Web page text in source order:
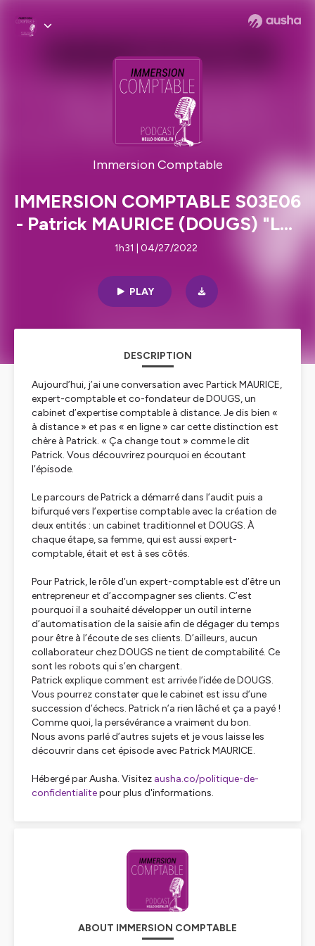
Immersion Comptable
IMMERSION COMPTABLE S03E06
- Patrick MAURICE (DOUGS) "Les
robots se chargent de (presque)
1h31 | 04/27/2022
PLAY
DESCRIPTION
Aujourd’hui, j’ai une conversation avec Partick MAURICE,
expert-comptable et co-fondateur de DOUGS, un
cabinet d’expertise comptable à distance. Je dis bien «
à distance » et pas « en ligne » car cette distinction est
chère à Patrick. « Ça change tout » comme le dit
Patrick. Vous découvrirez pourquoi en écoutant
l’épisode.
Le parcours de Patrick a démarré dans l’audit puis a
bifurqué vers l’expertise comptable avec la création de
deux entités : un cabinet traditionnel et DOUGS. À
chaque étape, sa femme, qui est aussi expert-
comptable, était et est à ses côtés.
Pour Patrick, le rôle d’un expert-comptable est d’être un
entrepreneur et d’accompagner ses clients. C’est
pourquoi il a souhaité développer un outil interne
d’automatisation de la saisie afin de dégager du temps
pour être à l’écoute de ses clients. D’ailleurs, aucun
collaborateur chez DOUGS ne tient de comptabilité. Ce
sont les robots qui s’en chargent.
Patrick explique comment est arrivée l’idée de DOUGS.
Vous pourrez constater que le cabinet est issu d’une
succession d’échecs. Patrick n’a rien lâché et ça a payé !
Comme quoi, la persévérance a vraiment du bon.
Nous avons parlé d’autres sujets et je vous laisse les
découvrir dans cet épisode avec Patrick MAURICE.
Hébergé par Ausha. Visitez ausha.co/politique-de-
confidentialitepour plus d'informations.
ABOUT IMMERSION COMPTABLE